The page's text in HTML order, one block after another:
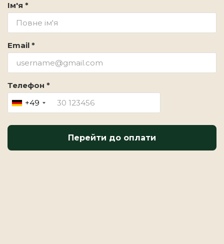
Ім'я *
Email *
Телефон *
+49
Перейти до оплати